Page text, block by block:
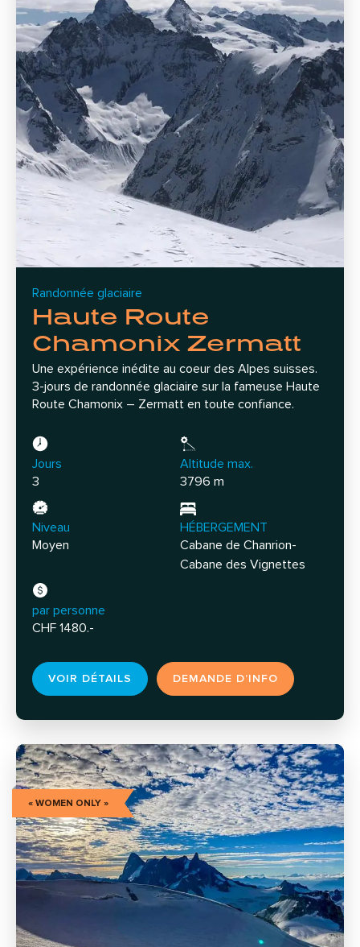
Randonnée glaciaire
Haute Route
Chamonix Zermatt
Une expérience inédite au coeur des Alpes suisses.
3-jours de randonnée glaciaire sur la fameuse Haute
Route Chamonix – Zermatt en toute confiance.
Jours
3
Altitude max.
3796 m
Niveau
Moyen
HÉBERGEMENT
Cabane de Chanrion-
Cabane des Vignettes
par personne
CHF 1480.-
VOIR DÉTAILS DEMANDE D’INFO
« WOMEN ONLY »